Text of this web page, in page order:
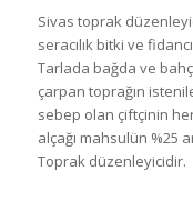
Sivas toprak
seracılık bitki ve
Tarlada bağda ve
çarpan toprağın
sebep olan çiftçinin
alçağı mahsulün %25
Toprak düzenleyicidir.